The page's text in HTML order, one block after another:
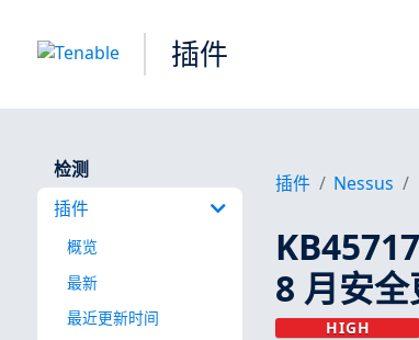
插件
检测
插件
概览
最新
最近更新时间
插件 Nessus
8 月安
HIGH